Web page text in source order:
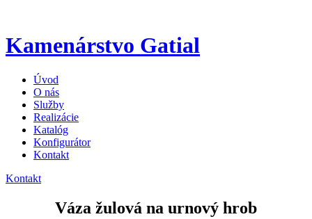
Kamenárstvo Gatial
Úvod
O nás
Služby
Realizácie
Katalóg
Konfigurátor
Kontakt
Kontakt
Váza žulová na urnový hrob